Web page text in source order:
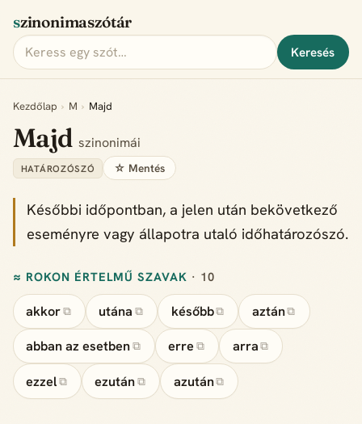
szinonimaszótár
Keresés
Kezdőlap › M › Majd
Majd szinonimái
HATÁROZÓSZÓ ☆ Mentés
Későbbi időpontban, a jelen után bekövetkező
eseményre vagy állapotra utaló időhatározószó.
≈ ROKON ÉRTELMŰ SZAVAK · 10
akkor ⧉ utána ⧉ később⧉ aztán⧉
abban az esetben ⧉ erre ⧉ arra ⧉
ezzel ⧉ ezután ⧉ azután⧉